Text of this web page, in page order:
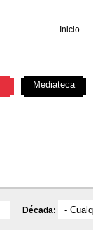
Inicio
Década:
Mediateca